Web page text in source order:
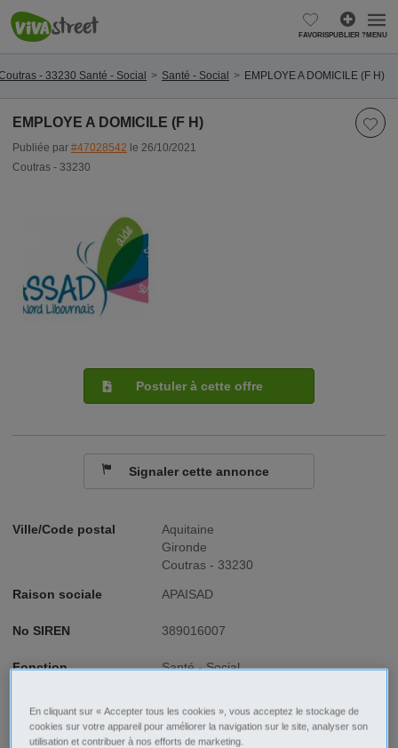
FAVORISPUBLIER ?MENU
- 33230 Santé - Social Santé - Social EMPLOYE A DOMICILE (F H)
EMPLOYE A DOMICILE (F H)
Publiée par #47028542 le 26/10/2021
Coutras - 33230
Ville/Code postal
Aquitaine
Gironde
Coutras - 33230
Raison sociale APAISAD
No SIREN 389016007
Fonction Santé - Social
Type d'emploi Temps plein
Postuler à cette offre
Signaler cette annonce
En cliquant sur « Accepter tous les cookies », vous acceptez le stockage de
cookies sur votre appareil pour améliorer la navigation sur le site, analyser son
utilisation et contribuer à nos efforts de marketing.